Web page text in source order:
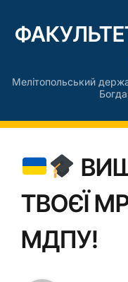
Мелітопольський
ТВОЄЇ
МДПУ!